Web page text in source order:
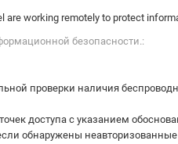
working remotely to protect
безопасности.:
проверки наличия
доступа с указанием
обнаружены